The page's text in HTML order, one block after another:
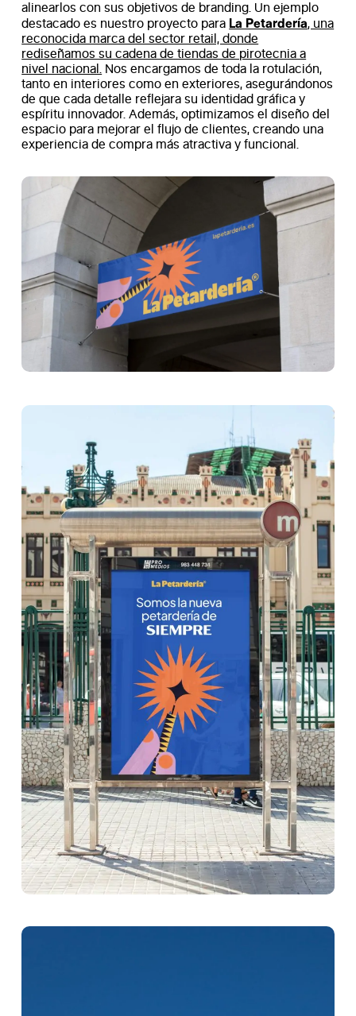
alinearlos con sus objetivos de branding. Un ejemplo
destacado es nuestro proyecto para La Petardería, una
reconocida marca del sector retail, donde
rediseñamos su cadena de tiendas de pirotecnia a
nivel nacional.
Nos encargamos de toda la rotulación,
tanto en interiores como en exteriores, asegurándonos
de que cada detalle reflejara su identidad gráfica y
espíritu innovador. Además, optimizamos el diseño del
espacio para mejorar el flujo de clientes, creando una
experiencia de compra más atractiva y funcional.